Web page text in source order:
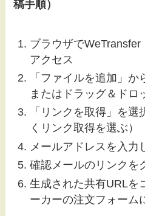
稿手順）
ブラウザでWeTransfer
アクセス
「ファイルを追加」
またはドラッグ＆ドロ
「リンクを取得」を
くリンク取得を選ぶ）
メールアドレスを入力
確認メールのリンクを
生成された共有URLを
ーカーの注文フォーム